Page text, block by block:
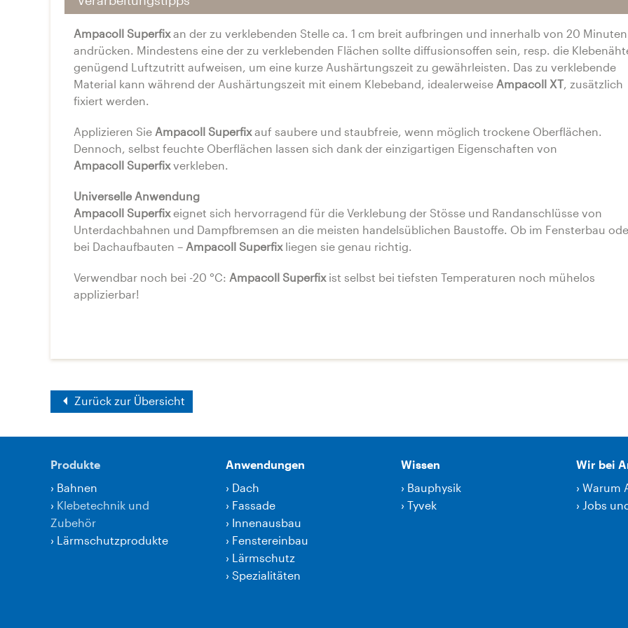
Ampacoll Superfixan der zu verklebenden Stelle ca. 1 cm breit aufbringen und innerhalb von 20 Minuten
andrücken. Mindestens eine der zu verklebenden Flächen sollte diffusionsoffen sein, resp. die
genügend Luftzutritt aufweisen, um eine kurze Aushärtungszeit zu gewährleisten. Das zu verklebende
Material kann während der Aushärtungszeit mit einem Klebeband, idealerweise Ampacoll XT, zusätzlich
fixiert werden.
Applizieren Sie Ampacoll Superfixauf saubere und staubfreie, wenn möglich trockene Oberflächen.
Dennoch, selbst feuchte Oberflächen lassen sich dank der einzigartigen Eigenschaften von
Ampacoll Superfixverkleben.
Universelle Anwendung
Ampacoll Superfixeignet sich hervorragend für die Verklebung der Stösse und Randanschlüsse von
Unterdachbahnen und Dampfbremsen an die meisten handelsüblichen Baustoffe. Ob im Fensterbau
bei Dachaufbauten – Ampacoll Superfix liegen sie genau richtig.
Verwendbar noch bei -20 °C: Ampacoll Superfixist selbst bei tiefsten Temperaturen noch mühelos
applizierbar!
Zurück zur Übersicht
Produkte
› Bahnen
› Klebetechnik und
Zubehör
› Lärmschutzprodukte
Anwendungen
› Dach
› Fassade
› Innenausbau
› Fenstereinbau
› Lärmschutz
› Spezialitäten
Wissen
› Bauphysik
› Tyvek
Wir bei
› Warum
› Jobs